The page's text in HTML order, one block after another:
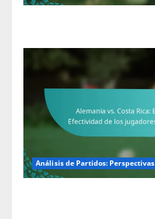
Análisis de Partidos: Perspectivas